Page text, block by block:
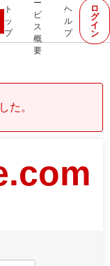
ト
ッ
プ
ー
ビ
ス
概
要
ヘ
ル
プ
ロ
グ
イ
ン
た。